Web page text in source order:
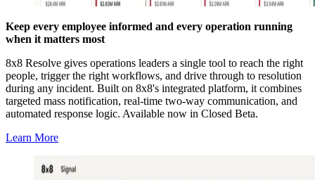
Keep every employee informed and every operation running
when it matters most
8x8 Resolve gives operations leaders a single tool to reach the right
people, trigger the right workflows, and drive through to resolution
during any incident. Built on 8x8's integrated platform, it combines
targeted mass notification, real-time two-way communication, and
automated response logic. Available now in Closed Beta.
Learn More